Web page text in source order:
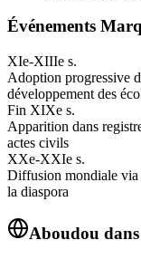
Événements
XIe-XIIIe s.
Adoption progressive
développement des
Fin XIXe s.
Apparition dans
actes civils
XXe-XXIe s.
Diffusion mondiale via
la diaspora
Aboudou